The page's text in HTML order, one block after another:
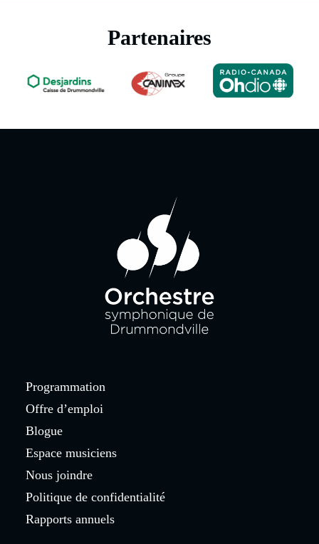
Partenaires
Programmation
Offre d’emploi
Blogue
Espace musiciens
Nous joindre
Politique de confidentialité
Rapports annuels